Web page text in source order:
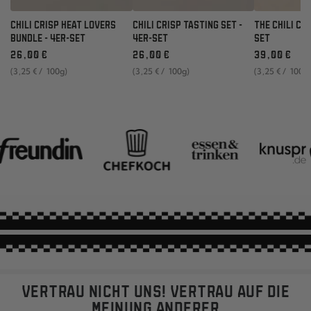
CHILI CRISP HEAT LOVERS
BUNDLE - 4ER-SET
Regulärer
Preis
26 ,00 €
Stückpreis
(3 ,25 € / pro
100g)
CHILI CRISP TASTING SET -
4ER-SET
Regulärer
Preis
26 ,00 €
Stückpreis
(3 ,25 € / pro
100g)
THE CHILI
SET
Regulärer
Preis
39 ,00 €
Stückpreis
(3 ,25 € / pro
100g)
VERTRAU NICHT UNS! VERTRAU AUF DIE